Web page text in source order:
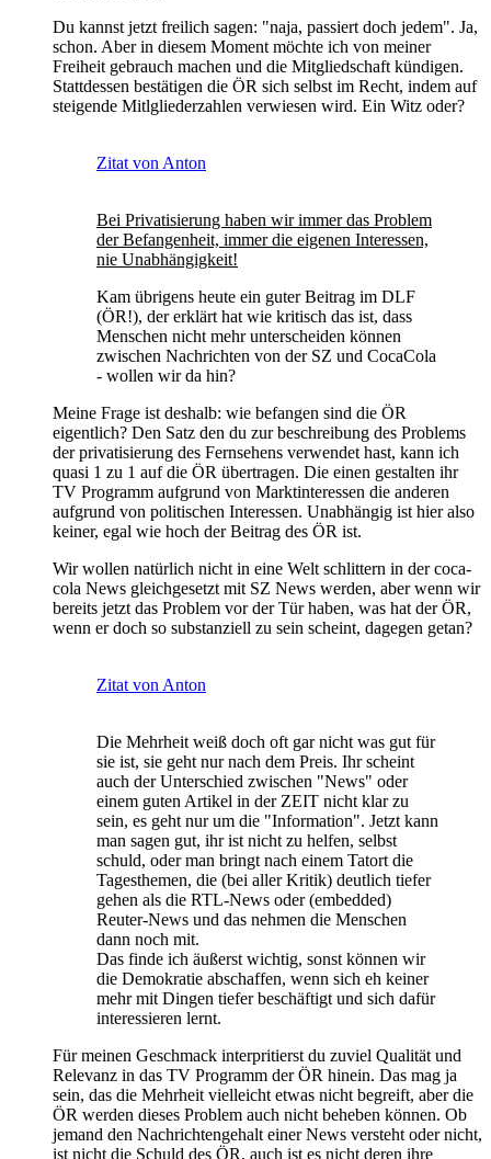
Du kannst jetzt freilich sagen: "naja, passiert doch jedem". Ja,
schon. Aber in diesem Moment möchte ich von meiner
Freiheit gebrauch machen und die Mitgliedschaft kündigen.
Stattdessen bestätigen die ÖR sich selbst im Recht, indem auf
steigende Mitlgliederzahlen verwiesen wird. Ein Witz oder?
Zitat von Anton
Bei Privatisierung haben wir immer das Problem
der Befangenheit, immer die eigenen Interessen,
nie Unabhängigkeit!
Kam übrigens heute ein guter Beitrag im DLF
(ÖR!), der erklärt hat wie kritisch das ist, dass
Menschen nicht mehr unterscheiden können
zwischen Nachrichten von der SZ und CocaCola
- wollen wir da hin?
Meine Frage ist deshalb: wie befangen sind die ÖR
eigentlich? Den Satz den du zur beschreibung des Problems
der privatisierung des Fernsehens verwendet hast, kann ich
quasi 1 zu 1 auf die ÖR übertragen. Die einen gestalten ihr
TV Programm aufgrund von Marktinteressen die anderen
aufgrund von politischen Interessen. Unabhängig ist hier also
keiner, egal wie hoch der Beitrag des ÖR ist.
Wir wollen natürlich nicht in eine Welt schlittern in der coca-
cola News gleichgesetzt mit SZ News werden, aber wenn wir
bereits jetzt das Problem vor der Tür haben, was hat der ÖR,
wenn er doch so substanziell zu sein scheint, dagegen getan?
Zitat von Anton
Die Mehrheit weiß doch oft gar nicht was gut für
sie ist, sie geht nur nach dem Preis. Ihr scheint
auch der Unterschied zwischen "News" oder
einem guten Artikel in der ZEIT nicht klar zu
sein, es geht nur um die "Information". Jetzt kann
man sagen gut, ihr ist nicht zu helfen, selbst
schuld, oder man bringt nach einem Tatort die
Tagesthemen, die (bei aller Kritik) deutlich tiefer
gehen als die RTL-News oder (embedded)
Reuter-News und das nehmen die Menschen
dann noch mit.
Das finde ich äußerst wichtig, sonst können wir
die Demokratie abschaffen, wenn sich eh keiner
mehr mit Dingen tiefer beschäftigt und sich dafür
interessieren lernt.
Für meinen Geschmack interpritierst du zuviel Qualität und
Relevanz in das TV Programm der ÖR hinein. Das mag ja
sein, das die Mehrheit vielleicht etwas nicht begreift, aber die
ÖR werden dieses Problem auch nicht beheben können. Ob
jemand den Nachrichtengehalt einer News versteht oder nicht,
ist nicht die Schuld des ÖR, auch ist es nicht deren ihre